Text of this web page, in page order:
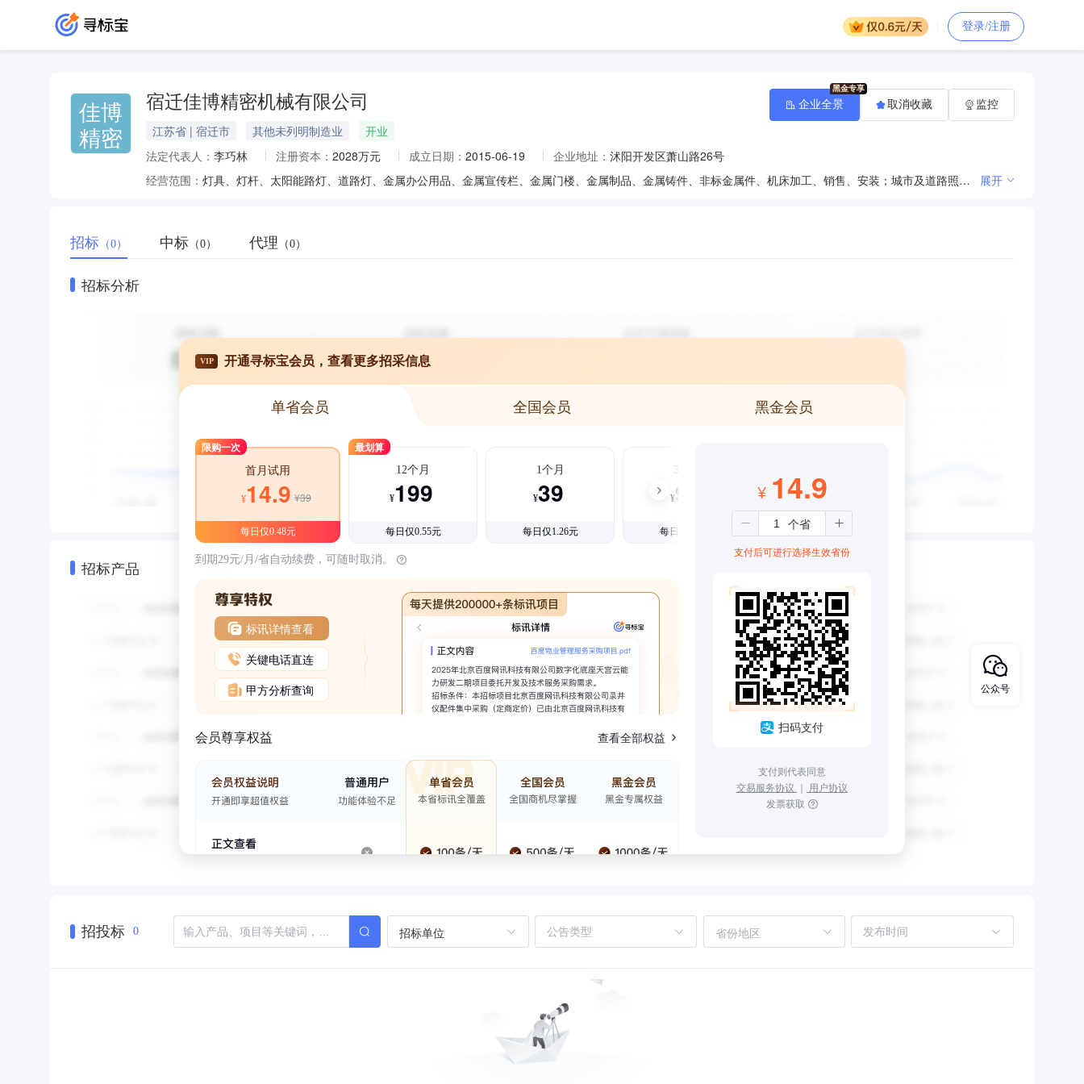
登录/注册
佳博
精密
宿迁佳博精密机械有限公司
江苏省 | 宿迁市 其他未列明制造业
开业
法定代表人： 李巧林 注册资本： 2028万元 成立日期： 2015-06-19 企业地址： 沭阳开发区萧山路26号
经营范围：
灯具、灯杆、太阳能路灯、道路灯、金属办公用品、金属宣传栏、金属门楼、金属制品、金属铸件、非标金属件、机床加工、销售、安装；城市及道路照明工程、市政公用工程、园林绿化工程、户外亮化工程、机电设备安装工程、建筑装修装饰工程施工；课桌椅、床、多媒体电教设备、游乐设备、体育器材、美术器材、 音乐器材、健身器材、喷泉、雕塑、垃圾桶、护栏、旗杆、门楼、广告灯箱、化粪池生产、销售、安装；人造草坪、塑胶运动场地铺设；体育场地建设。（依法须经批准的项目，经相关部门批准后方可开展经营活动） 展开
企业全景 取消收藏 监控
招标 （0） 中标 （0） 代理 （0）
招标分析
招标产品
VIP 开通寻标宝会员，查看更多招采信息
单省会员 全国会员 黑金会员
限购一次
首月试用
¥14.9 ¥39
每日仅0.48元
最划算
12个月
¥199
每日仅0.55元
1个月
¥39
每日仅1.26元
3个月
¥99
每日仅1.08元
到期29元/月/省自动续费，可随时取消。
标讯详情查看
关键电话直连
甲方分析查询
会员尊享权益 查看全部权益
¥ 14.9
支付后可进行选择生效省份
扫码支付
支付则代表同意
交易服务协议 ｜ 用户协议
发票获取
招投标 0 招标单位 省份地区
公众号